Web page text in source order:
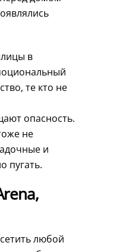
в
те кто не
опасность.
не
и
пугать.
любой